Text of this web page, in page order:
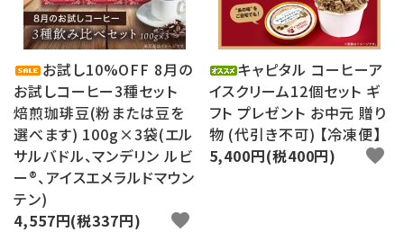
お試し10%OFF 8月の
お試しコーヒー3種セット
焙煎珈琲豆(粉または豆を
選べます) 100g×3袋(エル
サルバドル、マンデリン ルビ
ー®、アイスエメラルドマウン
テン)
4,557円(税337円)
favorite
キャピタル コーヒーア
イスクリーム12個セット ギ
フト プレゼント お中元 贈り
物 (代引き不可) 【冷凍便】
5,400円(税400円)
favorite